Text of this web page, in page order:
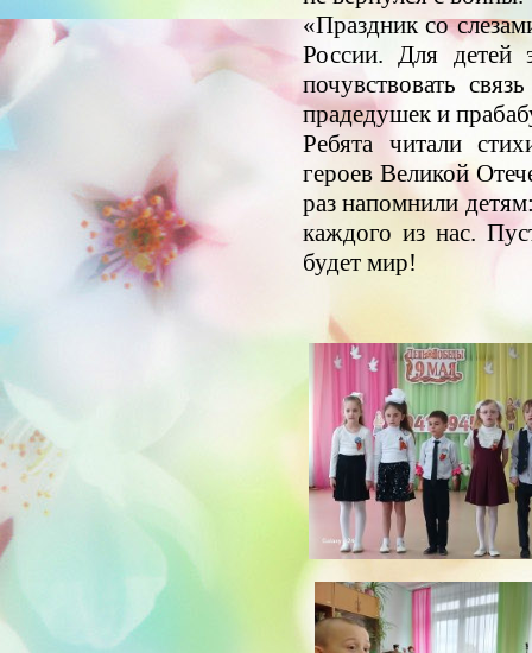
«Праздник со
России. Для детей
почувствовать
прадедушек и
Ребята читали
героев Великой
раз напомнили
каждого из нас.
будет мир!